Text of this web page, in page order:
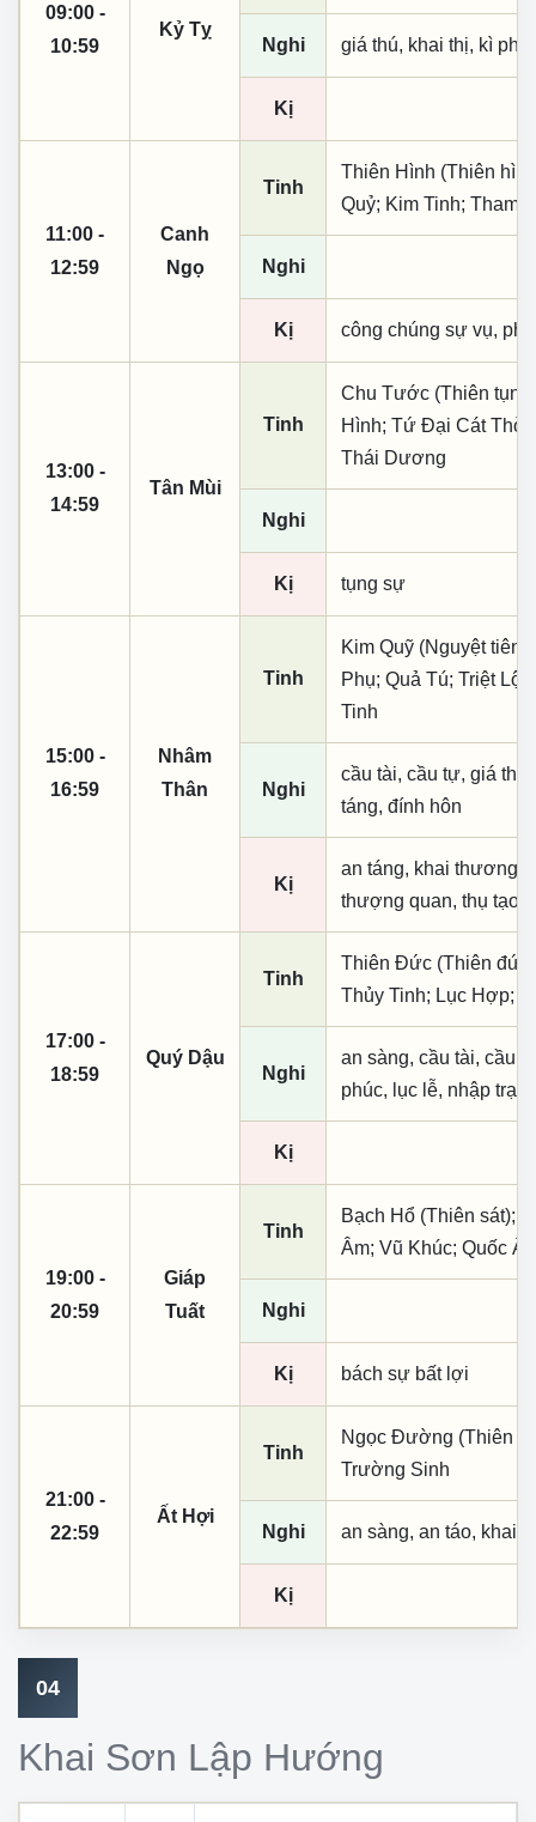
09:00 -
10:59
Kỷ Tỵ
Nghi giá thú, khai thị, kì
Kị
11:00 -
12:59
Canh
Ngọ
Tinh
Thiên Hình (Thiên
Quỷ; Kim Tinh; Tham
Nghi
Kị công chúng sự vụ,
13:00 -
14:59
Tân Mùi
Tinh
Chu Tước (Thiên
Hình; Tứ Đại Cát
Thái Dương
Nghi
Kị tụng sự
15:00 -
16:59
Nhâm
Thân
Tinh
Kim Quỹ (Nguyệt
Phụ; Quả Tú; Triệt Lộ
Tinh
Nghi
cầu tài, cầu tự, giá
táng, đính hôn
Kị
an táng, khai thương
thượng quan, thụ tạo,
17:00 -
18:59
Quý Dậu
Tinh
Thiên Đức (Thiên
Thủy Tinh; Lục Hợp;
Nghi
an sàng, cầu tài, cầu
phúc, lục lễ, nhập
Kị
19:00 -
20:59
Giáp
Tuất
Tinh
Bạch Hổ (Thiên sát);
Âm; Vũ Khúc; Quốc Ấn
Nghi
Kị bách sự bất lợi
21:00 -
22:59
Ất Hợi
Tinh
Ngọc Đường (Thiên
Trường Sinh
Nghi an sàng, an táo, khai
Kị
04
Khai Sơn Lập Hướng